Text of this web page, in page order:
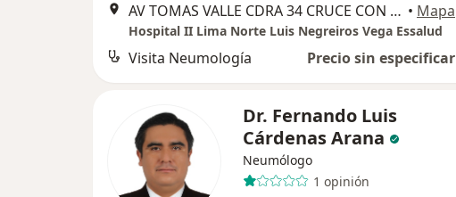
AV TOMAS VALLE CDRA 34 CRUCE CON AV PACASMAYO, Callao • Mapa
Hospital II Lima Norte Luis Negreiros Vega Essalud
Visita Neumología Precio sin especificar
Dr. Fernando Luis
Cárdenas Arana
Neumólogo
1 opinión